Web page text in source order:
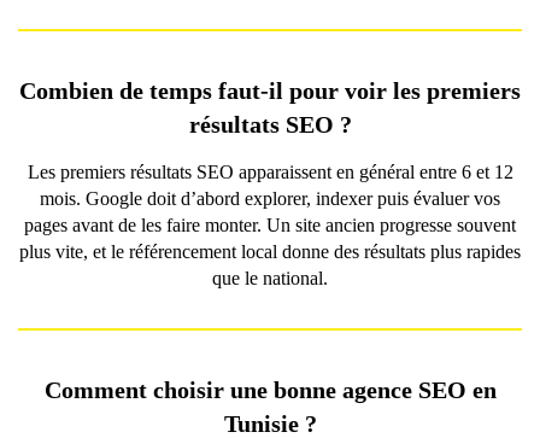
Combien de temps faut-il pour voir les premiers
résultats SEO ?
Les premiers résultats SEO apparaissent en général entre 6 et 12
mois. Google doit d’abord explorer, indexer puis évaluer vos
pages avant de les faire monter. Un site ancien progresse souvent
plus vite, et le référencement local donne des résultats plus rapides
que le national.
Comment choisir une bonne agence SEO en
Tunisie ?